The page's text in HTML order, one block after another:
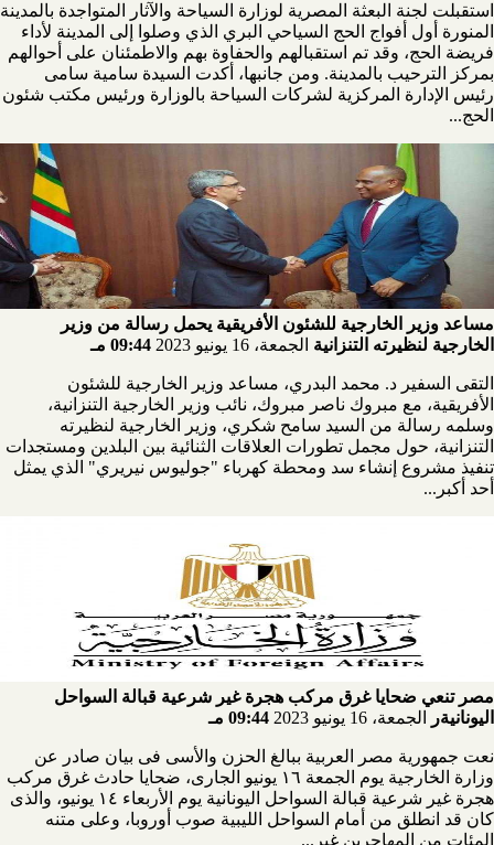
استقبلت لجنة البعثة المصرية لوزارة السياحة والآثار المتواجدة بالمدينة
المنورة أول أفواج الحج السياحي البري الذي وصلوا إلى المدينة لأداء
فريضة الحج، وقد تم استقبالهم والحفاوة بهم والاطمئنان على أحوالهم
بمركز الترحيب بالمدينة. ومن جانبها، أكدت السيدة سامية سامى
رئيس الإدارة المركزية لشركات السياحة بالوزارة ورئيس مكتب شئون
الحج...
مساعد وزير الخارجية للشئون الأفريقية يحمل رسالة من وزير
الخارجية لنظيرته التنزانية الجمعة، 16 يونيو 2023 09:44 مـ
التقى السفير د. محمد البدري، مساعد وزير الخارجية للشئون
الأفريقية، مع مبروك ناصر مبروك، نائب وزير الخارجية التنزانية،
وسلمه رسالة من السيد سامح شكري، وزير الخارجية لنظيرته
التنزانية، حول مجمل تطورات العلاقات الثنائية بين البلدين ومستجدات
تنفيذ مشروع إنشاء سد ومحطة كهرباء "جوليوس نيريري" الذي يمثل
أحد أكبر...
مصر تنعي ضحايا غرق مركب هجرة غير شرعية قبالة السواحل
اليونانيةر
الجمعة، 16 يونيو 2023 09:44 مـ
نعت جمهورية مصر العربية ببالغ الحزن والأسى فى بيان صادر عن
وزارة الخارجية يوم الجمعة ١٦ يونيو الجارى، ضحايا حادث غرق مركب
هجرة غير شرعية قبالة السواحل اليونانية يوم الأربعاء ١٤ يونيو، والذى
كان قد انطلق من أمام السواحل الليبية صوب أوروبا، وعلى متنه
المئات من المهاجرين غير...